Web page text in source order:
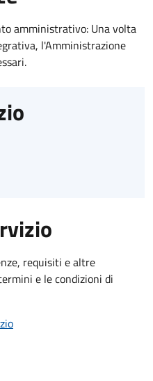
amministrativo: Una volta
l'Amministrazione
requisiti e altre
e le condizioni di